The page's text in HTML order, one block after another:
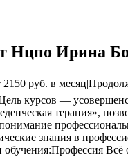
Нцпо Ирина
руб. в
курсов —
терапия»,
знания в
Всё